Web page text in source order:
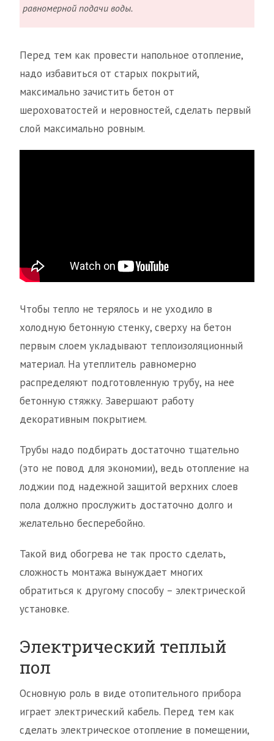
равномерной подачи воды.
Перед тем как провести напольное отопление,
надо избавиться от старых покрытий,
максимально зачистить бетон от
шероховатостей и неровностей, сделать первый
слой максимально ровным.
Чтобы тепло не терялось и не уходило в
холодную бетонную стенку, сверху на бетон
первым слоем укладывают теплоизоляционный
материал. На утеплитель равномерно
распределяют подготовленную трубу, на нее
бетонную стяжку. Завершают работу
декоративным покрытием.
Трубы надо подбирать достаточно тщательно
(это не повод для экономии), ведь отопление на
лоджии под надежной защитой верхних слоев
пола должно прослужить достаточно долго и
желательно бесперебойно.
Такой вид обогрева не так просто сделать,
сложность монтажа вынуждает многих
обратиться к другому способу – электрической
установке.
Электрический теплый
пол
Основную роль в виде отопительного прибора
играет электрический кабель. Перед тем как
сделать электрическое отопление в помещении,